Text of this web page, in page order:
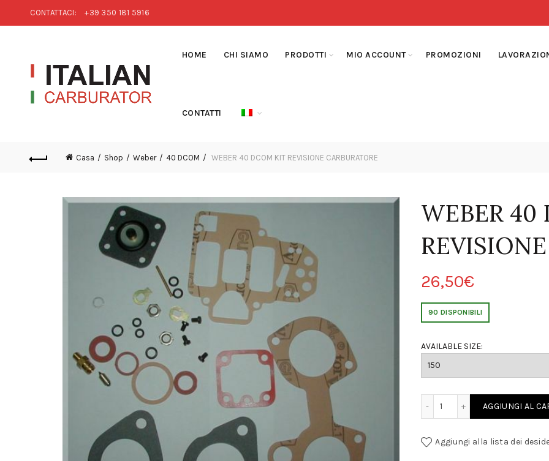
CONTATTACI: +39 350 181 5916
HOME CHI SIAMO PRODOTTI MIO ACCOUNT PROMOZIONI
CONTATTI
Casa Shop Weber 40 DCOM WEBER 40 DCOM KIT REVISIONE CARBURATORE
WEBER 40
26,50€
90 DISPONIBILI
AVAILABLE SIZE:
AGGIUNGI AL
Aggiungi alla lista dei